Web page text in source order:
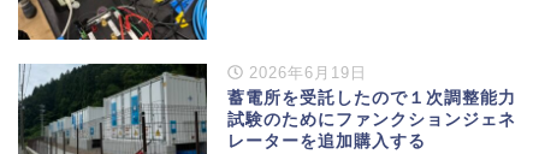
2026年6月19日
蓄電所を受託したので１次調整能力
試験のためにファンクションジェネ
レーターを追加購入する